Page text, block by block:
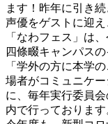
ます！昨年に引き
声優をゲストに迎え
「なわフェス」は
四條畷キャンパス
「学外の方に本学
場者がコミュニケ
に、毎年実行委員
内で行っております